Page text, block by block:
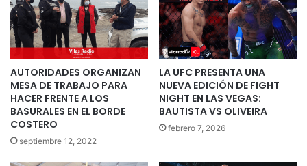
AUTORIDADES ORGANIZAN
MESA DE TRABAJO PARA
HACER FRENTE A LOS
BASURALES EN EL BORDE
COSTERO
septiembre 12, 2022
LA UFC PRESENTA UNA
NUEVA EDICIÓN DE FIGHT
NIGHT EN LAS VEGAS:
BAUTISTA VS OLIVEIRA
febrero 7, 2026